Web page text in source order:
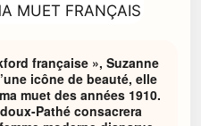
française », Suzanne
icône de beauté, elle
muet des années 1910.
Pathé consacrera